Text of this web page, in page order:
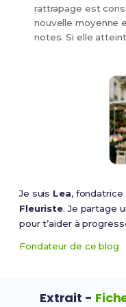
rattrapage est
nouvelle moyenne
notes. Si elle
Je suis Lea, fondatrice
Fleuriste. Je partage
pour t’aider à
Fondateur de ce blog
Extrait -